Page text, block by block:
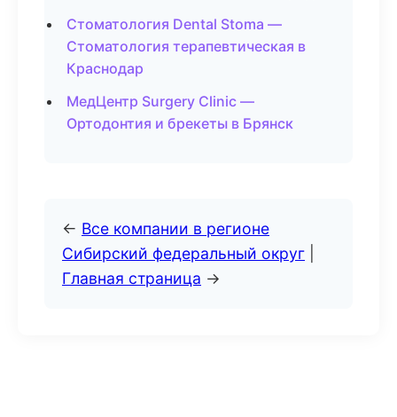
Стоматология Dental Stoma —
Стоматология терапевтическая в
Краснодар
МедЦентр Surgery Clinic —
Ортодонтия и брекеты в Брянск
← Все компании в регионе
Сибирский федеральный округ
Главная страница →